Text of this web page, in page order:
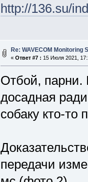
http://136.su/
Re: WAVECOM Monitoring
« Ответ #7 : 15 Июля 2021,
Отбой, парни.
досадная
собаку кто-то
передачи